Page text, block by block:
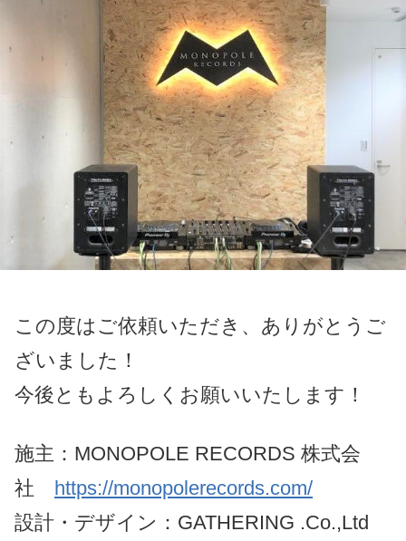
この度はご依頼いただき、ありがとうご
ざいました！
今後ともよろしくお願いいたします！
施主：MONOPOLE RECORDS 株式会
社 https://monopolerecords.com/
設計・デザイン：GATHERING .Co.,Ltd